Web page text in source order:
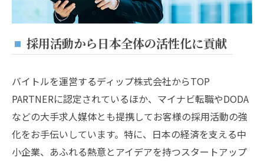
採用活動から日本全体の活性化に貢献
バイトルを運営するディップ株式会社からTOP
PARTNERに認定されているほか、マイナビ転職やDODA
などの大手求人媒体とも提携してお客様の採用活動の強
化をお手伝いしています。特に、日本の経済を支える中
小企業、あふれる熱意とアイデアを持つスタートアップ